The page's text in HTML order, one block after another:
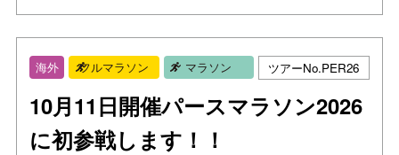
海外 フルマラソン マラソン ツアーNo.PER26
10月11日開催パースマラソン2026
に初参戦します！！